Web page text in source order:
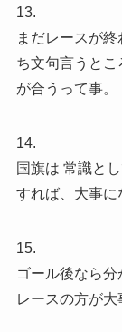
13.
まだレースが
ち文句言うと
が合うって事。
14.
国旗は 常識と
すれば、大事に
15.
ゴール後なら
レースの方が